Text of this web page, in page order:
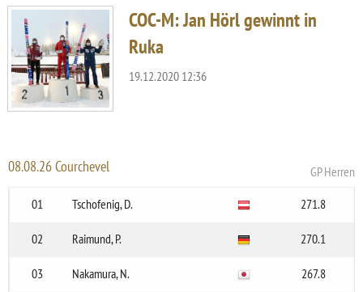
COC-M: Jan Hörl gewinnt in
Ruka
19.12.2020 12:36
08.08.26 Courchevel
GP Herren
01
Tschofenig, D. 271.8
02 Raimund, P. 270.1
03 Nakamura, N. 267.8